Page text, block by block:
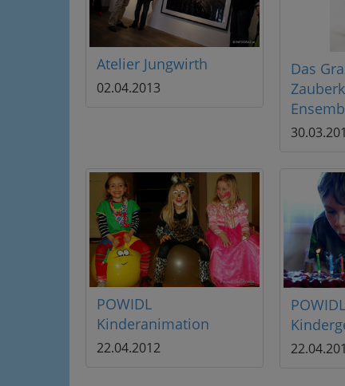
Atelier Jungwirth
02.04.2013
Das
POWIDL
Kinderanimation
22.04.2012
POWIDL